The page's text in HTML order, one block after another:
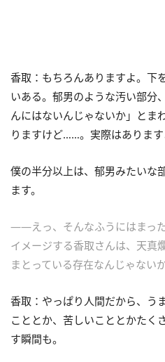
香取：もちろんありますよ。下
いある。郁男のような汚い部分
んにはないんじゃないか」とま
りますけど……。実際はあります
僕の半分以上は、郁男みたいな
ます。
――えっ、そんなふうにはまっ
イメージする香取さんは、天真
まとっている存在なんじゃない
香取：やっぱり人間だから、う
こととか、苦しいこととかたく
す瞬間も。